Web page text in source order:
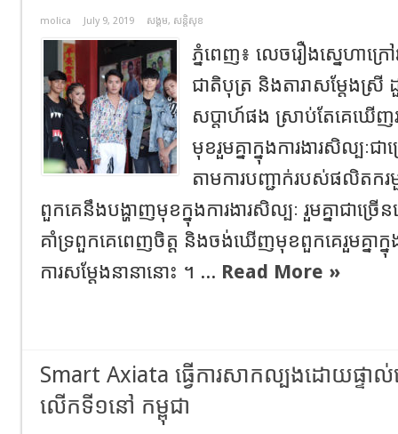
molica July 9, 2019 សង្គម, សន្តិសុខ
ភ្នំពេញ៖ លេចរឿងស្នេហាក្រ
ជាតិបុត្រ និងតារាសម្តែងស្រី
សប្តាហ៍ផង ស្រាប់តែគេឃើញ
មុខរួមគ្នាក្នុងការងារសិល្បៈជា
តាមការបញ្ជាក់របស់ផលិតក
ពួកគេនឹងបង្ហាញមុខក្នុងការងារសិល្បៈ រួមគ្នាជាច្រើន
គាំទ្រពួកគេពេញចិត្ត និងចង់ឃើញមុខពួកគេរួមគ្នាក្នុ
ការសម្តែងនានានោះ ។ ... Read More »
Smart Axiata ធ្វើការសាកល្បងដោយផ្ទាល់
លើកទី១នៅ កម្ពុជា